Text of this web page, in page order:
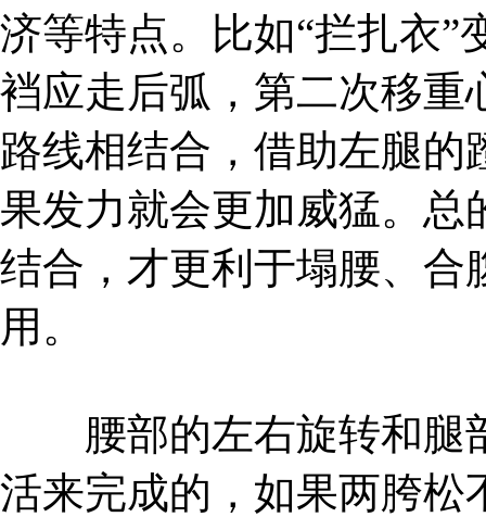
济等特点。比如“拦扎衣”
裆应走后弧，第二次移重
路线相结合，借助左腿
果发力就会更加威猛。总
结合，才更利于塌腰、合
用。
腰部的左右旋转和腿
活来完成的，如果两胯松